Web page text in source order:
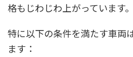
格もじわじわ上がっています。
特に以下の条件を満たす車両
ます：